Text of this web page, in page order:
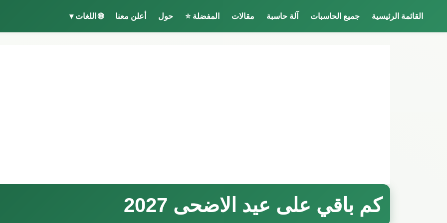
القائمة الرئيسية جميع الحاسبات آلة حاسبة مقالات المفضلة ⭐ حول أعلن معنا 🌐 اللغات ▾
كم باقي على عيد الاضحى 2027